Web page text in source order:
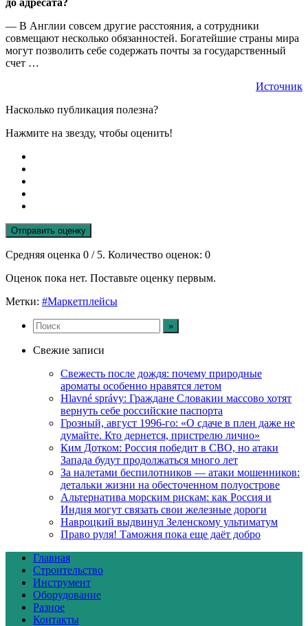
— В Англии совсем другие расстояния, а сотрудники
совмещают несколько обязанностей. Богатейшие страны мира
могут позволить себе содержать почты за государственный
счет …
Источник
Насколько публикация полезна?
Нажмите на звезду, чтобы оценить!
Отправить оценку
Средняя оценка 0 / 5. Количество оценок: 0
Оценок пока нет. Поставьте оценку первым.
Метки: #Маркетплейсы
Свежие записи
Свежесть после дождя: почему природные
ароматы особенно нравятся летом
Hlavné správy: Граждане Словакии массово хотят
вернуть себе российские паспорта
Грозный, август 1996-го: «О сдаче в плен даже не
думайте. Кто дернется, пристрелю лично»
Ким Дотком: Россия победит в СВО, но атаки
Запада будут продолжаться много лет
За налетами беспилотников — атаки мошенников:
детальки жизни на обесточенном полуострове
Альтернатива морским рискам: как Россия и
Индия могут связать свои железные дороги
Навроцкий выдвинул Зеленскому ультиматум
Право руля! Таможня пока еще даёт добро
Главная
Строительство
Инструмент
Оборудование
Разное
Контакты